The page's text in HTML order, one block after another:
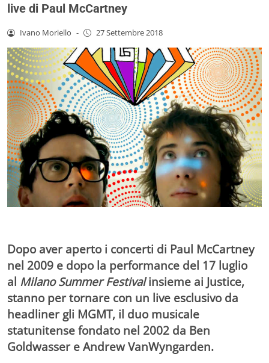
live di Paul McCartney
Ivano Moriello - 27 Settembre 2018
Dopo aver aperto i concerti di Paul McCartney
nel 2009 e dopo la performance del 17 luglio
al Milano Summer Festivalinsieme ai Justice,
stanno per tornare con un live esclusivo da
headliner gli MGMT, il duo musicale
statunitense fondato nel 2002 da Ben
Goldwasser e Andrew VanWyngarden.